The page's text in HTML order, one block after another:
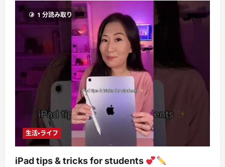
1 分読み取り
生活・ライフ
iPad tips & tricks for students